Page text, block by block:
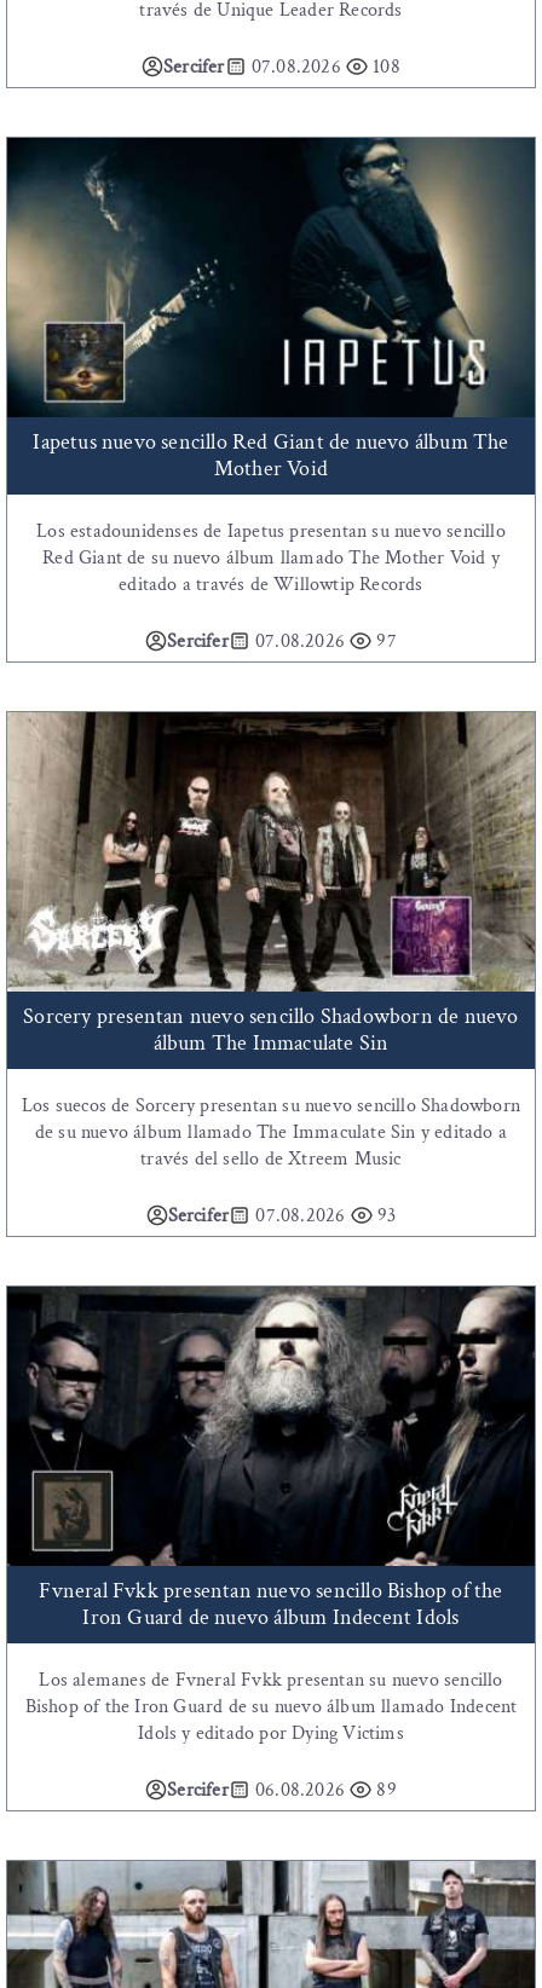
través de Unique Leader Records
Sercifer 07.08.2026 108
Iapetus nuevo sencillo Red Giant de nuevo álbum The
Mother Void
Los estadounidenses de Iapetus presentan su nuevo sencillo
Red Giant de su nuevo álbum llamado The Mother Void y
editado a través de Willowtip Records
Sercifer 07.08.2026 97
Sorcery presentan nuevo sencillo Shadowborn de nuevo
álbum The Immaculate Sin
Los suecos de Sorcery presentan su nuevo sencillo Shadowborn
de su nuevo álbum llamado The Immaculate Sin y editado a
través del sello de Xtreem Music
Sercifer 07.08.2026 93
Fvneral Fvkk presentan nuevo sencillo Bishop of the
Iron Guard de nuevo álbum Indecent Idols
Los alemanes de Fvneral Fvkk presentan su nuevo sencillo
Bishop of the Iron Guard de su nuevo álbum llamado Indecent
Idols y editado por Dying Victims
Sercifer 06.08.2026 89